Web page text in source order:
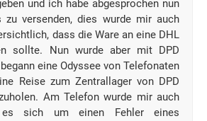
und ich habe abgesprochen nun
zu versenden, dies wurde mir auch
dass die Ware an eine DHL
sollte. Nun wurde aber mit DPD
eine Odyssee von Telefonaten
Reise zum Zentrallager von DPD
Am Telefon wurde mir auch
sich um einen Fehler eines